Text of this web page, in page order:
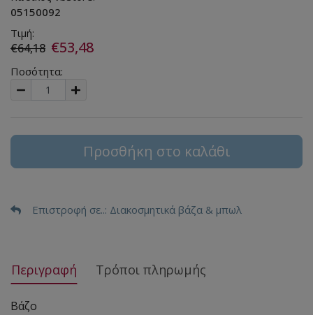
05150092
Τιμή:
€64,18 €53,48
Ποσότητα:
Προσθήκη στο καλάθι
Επιστροφή σε..: Διακοσμητικά βάζα & μπωλ
Περιγραφή Τρόποι πληρωμής
Βάζο